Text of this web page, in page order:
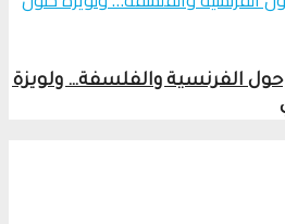
الفرنسية والفلسفة… ولويزة